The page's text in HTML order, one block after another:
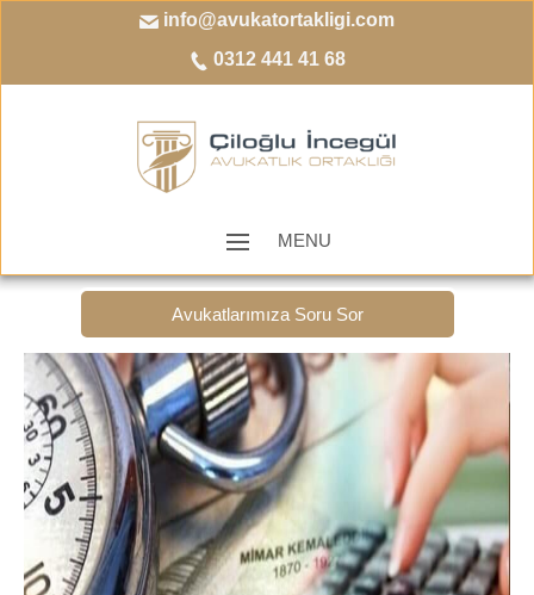
info@avukatortakligi.com
0312 441 41 68
MENU
Avukatlarımıza Soru Sor